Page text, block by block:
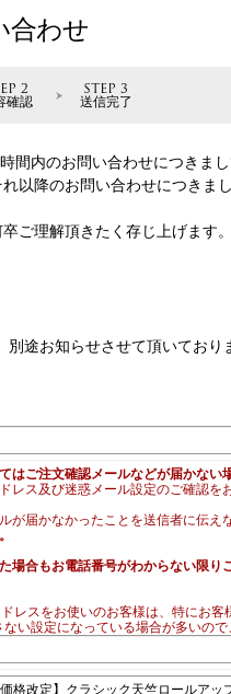
合わせ
2
確認
STEP 3
送信完了
間内のお問い合わせにつきまし
以降のお問い合わせにつきまし
ご理解頂きたく存じ上げます。
途お知らせさせて頂いており
はご注文確認メールなどが届かない
レス及び迷惑メール設定のご確認を
届かなかったことを送信者に伝え
場合もお電話番号がわからない限
ドレスをお使いのお客様は、特にお
い設定になっている場合が多いの